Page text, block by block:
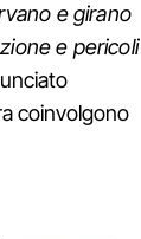
e girano
e pericoli
coinvolgono